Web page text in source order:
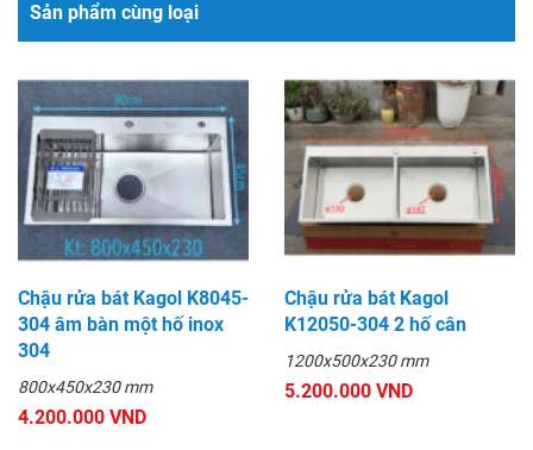
Sản phẩm cùng loại
Chậu rửa bát Kagol K8045-
304 âm bàn một hố inox
304
800x450x230 mm
4.200.000 VND
Chậu rửa bát Kagol
K12050-304 2 hố cân
1200x500x230 mm
5.200.000 VND